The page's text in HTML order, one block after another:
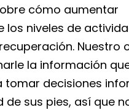
cómo aumentar
los niveles de
Nuestro
la información
tomar decisiones
de sus pies, así que